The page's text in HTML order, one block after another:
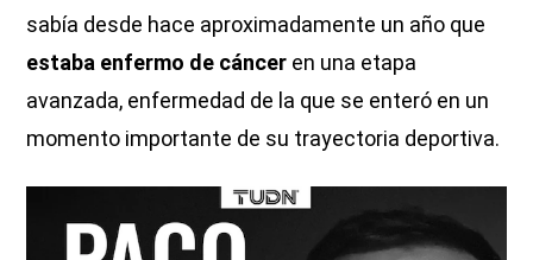
sabía desde hace aproximadamente un año que
estaba enfermo de cáncer en una etapa
avanzada, enfermedad de la que se enteró en un
momento importante de su trayectoria deportiva.